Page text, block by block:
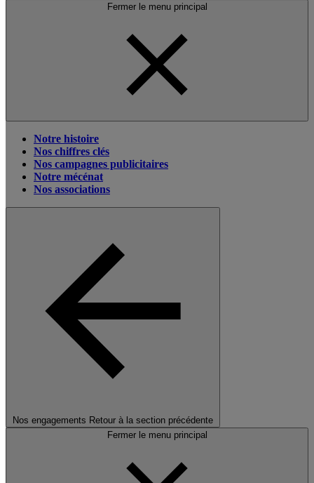
Fermer le menu principal
Notre histoire
Nos chiffres clés
Nos campagnes publicitaires
Notre mécénat
Nos associations
Nos engagements Retour à la section précédente
Fermer le menu principal